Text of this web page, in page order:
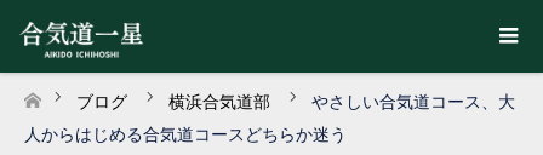
ホーム
ブログ 横浜合気道部
やさしい合気道コース、大
人からはじめる合気道コースどちらか迷う